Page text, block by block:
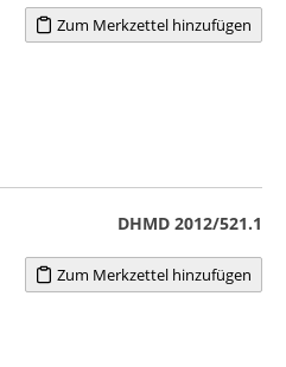
Zum Merkzettel hinzufügen
DHMD 2012/521.1
Zum Merkzettel hinzufügen